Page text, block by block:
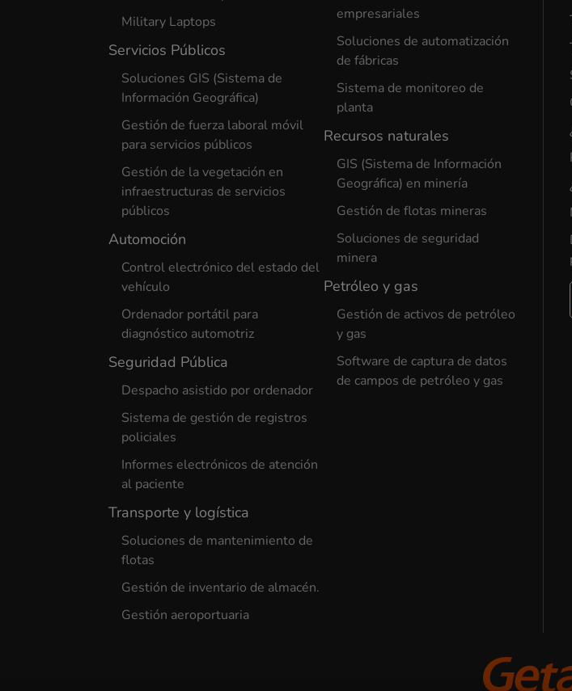
Military Laptops
Servicios Públicos
Soluciones GIS (Sistema de
Información Geográfica)
Gestión de fuerza laboral móvil
para servicios públicos
Gestión de la vegetación en
infraestructuras de servicios
públicos
Automoción
Control electrónico del estado del
vehículo
Ordenador portátil para
diagnóstico automotriz
Seguridad Pública
Despacho asistido por ordenador
Sistema de gestión de registros
policiales
Informes electrónicos de atención
al paciente
Transporte y logística
Soluciones de mantenimiento de
flotas
Gestión de inventario de almacén.
Gestión aeroportuaria
empresariales
Soluciones de automatización
de fábricas
Sistema de monitoreo de
planta
Recursos naturales
GIS (Sistema de Información
Geográfica) en minería
Gestión de flotas mineras
Soluciones de seguridad
minera
Petróleo y gas
Gestión de activos de petróleo
y gas
Software de captura de datos
de campos de petróleo y gas